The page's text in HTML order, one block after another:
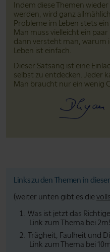
Indem diese Themen
werden, wird ganz
Probleme im Leben stets
Man muss vielleicht ein
dann versteht man, warum
Leben ist einfach.
Dieser Satsang ist eine
selbst zu entdecken. Jeder
Man braucht nur ein wenig
Links zu den Themen in
(weiter unten gibt es die
Was ist jetzt das
Link zum Thema bei
Trägheit, Faulheit und
Link zum Thema bei